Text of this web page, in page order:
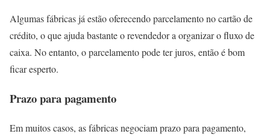
Algumas fábricas já estão oferecendo parcelamento no cartão de
crédito, o que ajuda bastante o revendedor a organizar o fluxo de
caixa. No entanto, o parcelamento pode ter juros, então é bom
ficar esperto.
Prazo para pagamento
Em muitos casos, as fábricas negociam prazo para pagamento,